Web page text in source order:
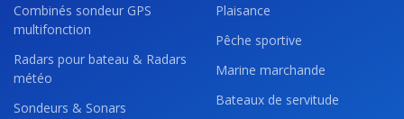
Combinés sondeur GPS
multifonction
Radars pour bateau & Radars
météo
Sondeurs & Sonars
Plaisance
Pêche sportive
Marine marchande
Bateaux de servitude